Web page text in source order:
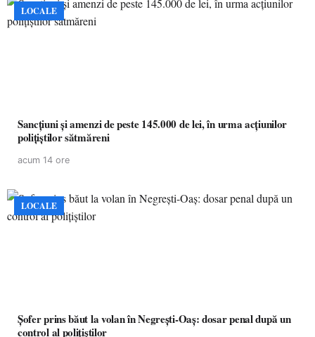
LOCALE
Sancțiuni și amenzi de peste 145.000 de lei, în urma acțiunilor
polițiștilor sătmăreni
acum 14 ore
LOCALE
Șofer prins băut la volan în Negrești-Oaș: dosar penal după un
control al polițiștilor